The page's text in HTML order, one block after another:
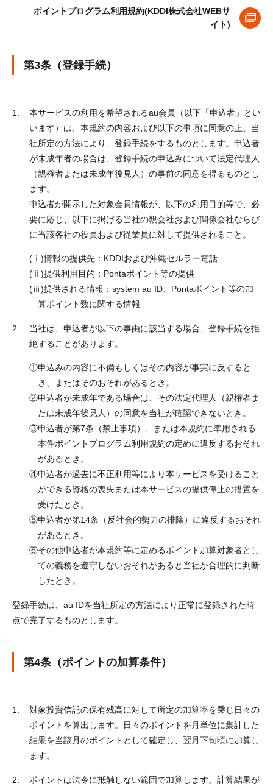
ポイントプログラム利用規約(KDDI株式会社WEBサ
イト)
第3条（登録手続）
本サービスの利用を希望されるau会員（以下「申込者」とい
います）は、本規約の内容および以下の事項に同意の上、当
社所定の方法により、登録手続をするものとします。申込者
が未成年者の場合は、登録手続の申込みについて法定代理人
（親権者または未成年後見人）の事前の同意を得るものとし
ます。
申込者が開示した対象会員情報が、以下の利用目的等で、必
要に応じ、以下に掲げる当社の親会社および関係会社ならび
に当該各社の役員および従業員に対して提供されること。
(ⅰ)情報の提供先：KDDIおよび沖縄セルラー電話
(ⅱ)提供利用目的：Pontaポイント等の提供
(ⅲ)提供される情報：system au ID、Pontaポイント等の加
算ポイント数に関する情報
当社は、申込者が以下の事由に該当する場合、登録手続を拒
絶することがあります。
①申込みの内容に不備もしくはその内容が事実に反すると
き、またはそのおそれがあるとき。
②申込者が未成年である場合は、その法定代理人（親権者ま
たは未成年後見人）の同意を当社が確認できないとき。
③申込者が第7条（禁止事項）、または本規約に準用される
本件ポイントプログラム利用規約の定めに違反するおそれ
があるとき。
④申込者が過去に不正利用等により本サービスを受けること
ができる資格の喪失または本サービスの提供停止の措置を
受けたとき。
⑤申込者が第14条（反社会的勢力の排除）に違反するおそれ
があるとき。
⑥その他申込者が本規約等に定めるポイント加算対象者とし
ての義務を遵守しないおそれがあると当社が合理的に判断
したとき。
登録手続は、au IDを当社所定の方法により正常に登録された時
点で完了するものとします。
第4条（ポイントの加算条件）
対象投資信託の保有残高に対して所定の加算率を乗じ日々の
ポイントを算出します。日々のポイントを月単位に集計した
結果を当該月のポイントとして確定し、翌月下旬頃に加算し
ます。
ポイントは法令に抵触しない範囲で加算します。計算結果が